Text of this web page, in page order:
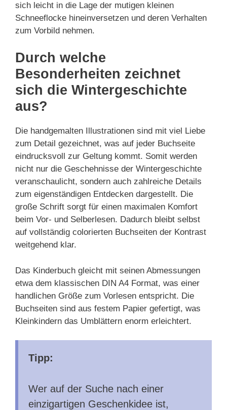
sich leicht in die Lage der mutigen kleinen
Schneeflocke hineinversetzen und deren Verhalten
zum Vorbild nehmen.
Durch welche
Besonderheiten zeichnet
sich die Wintergeschichte
aus?
Die handgemalten Illustrationen sind mit viel Liebe
zum Detail gezeichnet, was auf jeder Buchseite
eindrucksvoll zur Geltung kommt. Somit werden
nicht nur die Geschehnisse der Wintergeschichte
veranschaulicht, sondern auch zahlreiche Details
zum eigenständigen Entdecken dargestellt. Die
große Schrift sorgt für einen maximalen Komfort
beim Vor- und Selberlesen. Dadurch bleibt selbst
auf vollständig colorierten Buchseiten der Kontrast
weitgehend klar.
Das Kinderbuch gleicht mit seinen Abmessungen
etwa dem klassischen DIN A4 Format, was einer
handlichen Größe zum Vorlesen entspricht. Die
Buchseiten sind aus festem Papier gefertigt, was
Kleinkindern das Umblättern enorm erleichtert.
Tipp:
Wer auf der Suche nach einer
einzigartigen Geschenkidee ist,